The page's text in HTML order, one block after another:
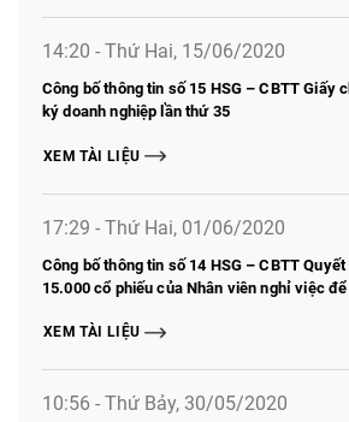
14:20 - Thứ Hai, 15/06/2020
Công bố thông tin số 15 HSG – CBTT Giấy
ký doanh nghiệp lần thứ 35
XEM TÀI LIỆU
17:29 - Thứ Hai, 01/06/2020
Công bố thông tin số 14 HSG – CBTT
15.000 cổ phiếu của Nhân viên nghỉ việc
XEM TÀI LIỆU
10:56 - Thứ Bảy, 30/05/2020